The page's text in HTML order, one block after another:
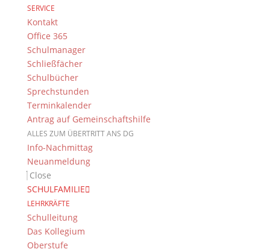
SERVICE
Kontakt
Office 365
Schulmanager
Schließfächer
Schulbücher
Sprechstunden
Terminkalender
Antrag auf Gemeinschaftshilfe
ALLES ZUM ÜBERTRITT ANS DG
Info-Nachmittag
Neuanmeldung
Close
SCHULFAMILIE
LEHRKRÄFTE
Schulleitung
Das Kollegium
Oberstufe
Das DG
Dientzenhofer-Gymnasium Bamberg
Feldkirchenstr. 20-22
96052 Bamberg
Tel.: +49 (0) 951 93 23 90
Fax.: +49 (0) 951 93 23 92 0
E-Mail:dg@stadt.bamberg.de
Kontakt & Ansprechpartner
Senden Sie uns Ihre Nachricht.